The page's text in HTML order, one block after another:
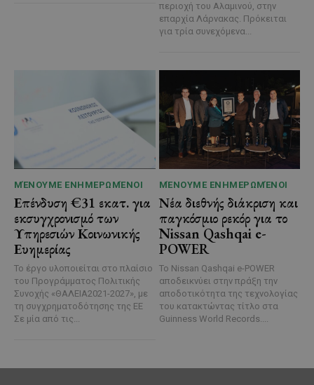
περιοχή του Αλαμινού, στην
επαρχία Λάρνακας. Πρόκειται
για τρία συνεχόμενα...
ΜΈΝΟΥΜΕ ΕΝΗΜΕΡΩΜΈΝΟΙ
Επένδυση €31 εκατ. για
εκσυγχρονισμό των
Υπηρεσιών Κοινωνικής
Ευημερίας
Το έργο υλοποιείται στο πλαίσιο
του Προγράμματος Πολιτικής
Συνοχής «ΘΑΛΕΙΑ2021-2027», με
τη συγχρηματοδότησης της ΕΕ
Σε μία από τις...
ΜΈΝΟΥΜΕ ΕΝΗΜΕΡΩΜΈΝΟΙ
Νέα διεθνής διάκριση και
παγκόσμιο ρεκόρ για το
Nissan Qashqai e-
POWER
Το Nissan Qashqai e-POWER
αποδεικνύει στην πράξη την
αποδοτικότητα της τεχνολογίας
του κατακτώντας τίτλο στα
Guinness World Records....